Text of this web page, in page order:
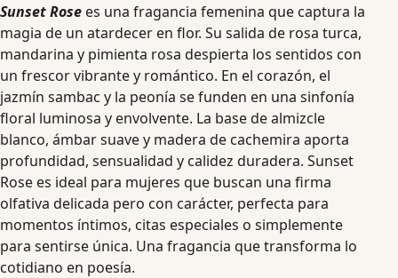
Sunset Rose es una fragancia femenina que captura la
magia de un atardecer en flor. Su salida de rosa turca,
mandarina y pimienta rosa despierta los sentidos con
un frescor vibrante y romántico. En el corazón, el
jazmín sambac y la peonía se funden en una sinfonía
floral luminosa y envolvente. La base de almizcle
blanco, ámbar suave y madera de cachemira aporta
profundidad, sensualidad y calidez duradera. Sunset
Rose es ideal para mujeres que buscan una firma
olfativa delicada pero con carácter, perfecta para
momentos íntimos, citas especiales o simplemente
para sentirse única. Una fragancia que transforma lo
cotidiano en poesía.